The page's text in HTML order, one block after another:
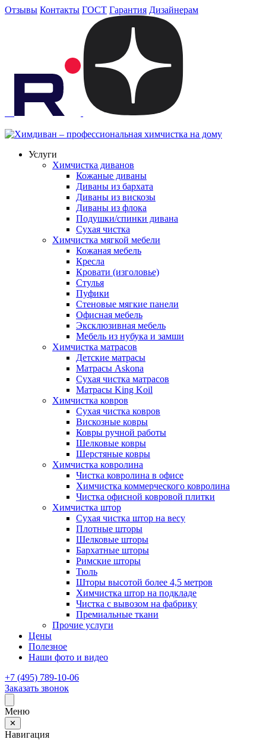
Отзывы Контакты ГОСТ Гарантия Дизайнерам
Услуги
Химчистка диванов
Кожаные диваны
Диваны из бархата
Диваны из вискозы
Диваны из флока
Подушки/спинки дивана
Сухая чистка
Химчистка мягкой мебели
Кожаная мебель
Кресла
Кровати (изголовье)
Стулья
Пуфики
Стеновые мягкие панели
Офисная мебель
Эксклюзивная мебель
Мебель из нубука и замши
Химчистка матрасов
Детские матрасы
Матрасы Askona
Сухая чистка матрасов
Матрасы King Koil
Химчистка ковров
Сухая чистка ковров
Вискозные ковры
Ковры ручной работы
Шелковые ковры
Шерстяные ковры
Химчистка ковролина
Чистка ковролина в офисе
Химчистка коммерческого ковролина
Чистка офисной ковровой плитки
Химчистка штор
Сухая чистка штор на весу
Плотные шторы
Шелковые шторы
Бархатные шторы
Римские шторы
Тюль
Шторы высотой более 4,5 метров
Химчистка штор на подкладе
Чистка с вывозом на фабрику
Премиальные ткани
Прочие услуги
Цены
Полезное
Наши фото и видео
+7 (495) 789-10-06
Заказать звонок
Меню
✕
Навигация